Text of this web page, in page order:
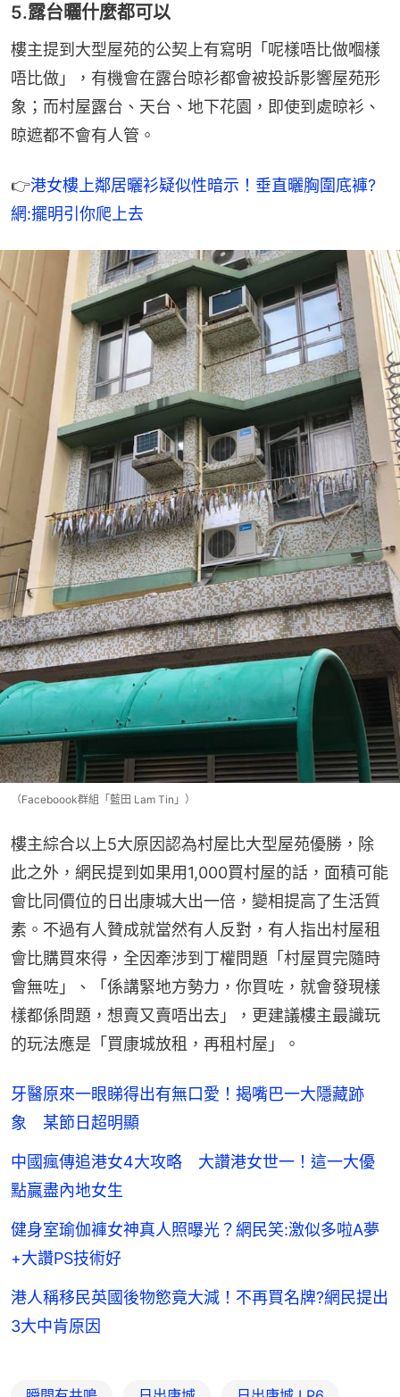
5.露台曬什麼都可以
樓主提到大型屋苑的公契上有寫明「呢樣唔比做嗰樣
唔比做」，有機會在露台晾衫都會被投訴影響屋苑形
象；而村屋露台、天台、地下花園，即使到處晾衫、
晾遮都不會有人管。
👉港女樓上鄰居曬衫疑似性暗示！垂直曬胸圍底褲?
網:擺明引你爬上去
（Faceboook群組「藍田 Lam Tin」）
樓主綜合以上5大原因認為村屋比大型屋苑優勝，除
此之外，網民提到如果用1,000買村屋的話，面積可能
會比同價位的日出康城大出一倍，變相提高了生活質
素。不過有人贊成就當然有人反對，有人指出村屋租
會比購買來得，全因牽涉到丁權問題「村屋買完隨時
會無咗」、「係講緊地方勢力，你買咗，就會發現樣
樣都係問題，想賣又賣唔出去」，更建議樓主最識玩
的玩法應是「買康城放租，再租村屋」。
牙醫原來一眼睇得出有無口愛！揭嘴巴一大隱藏跡
象 某節日超明顯
中國瘋傳追港女4大攻略 大讚港女世一！這一大優
點贏盡內地女生
健身室瑜伽褲女神真人照曝光？網民笑:激似多啦A夢
+大讚PS技術好
港人稱移民英國後物慾竟大減！不再買名牌?網民提出
3大中肯原因